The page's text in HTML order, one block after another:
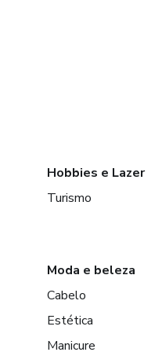
Hobbies e Lazer
Turismo
Moda e beleza
Cabelo
Estética
Manicure